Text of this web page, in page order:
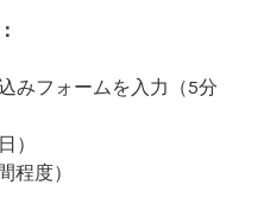
みフォームを入力（5分
）
程度）